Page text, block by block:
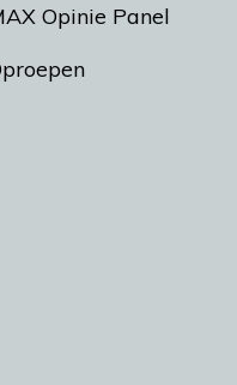
Opinie Panel